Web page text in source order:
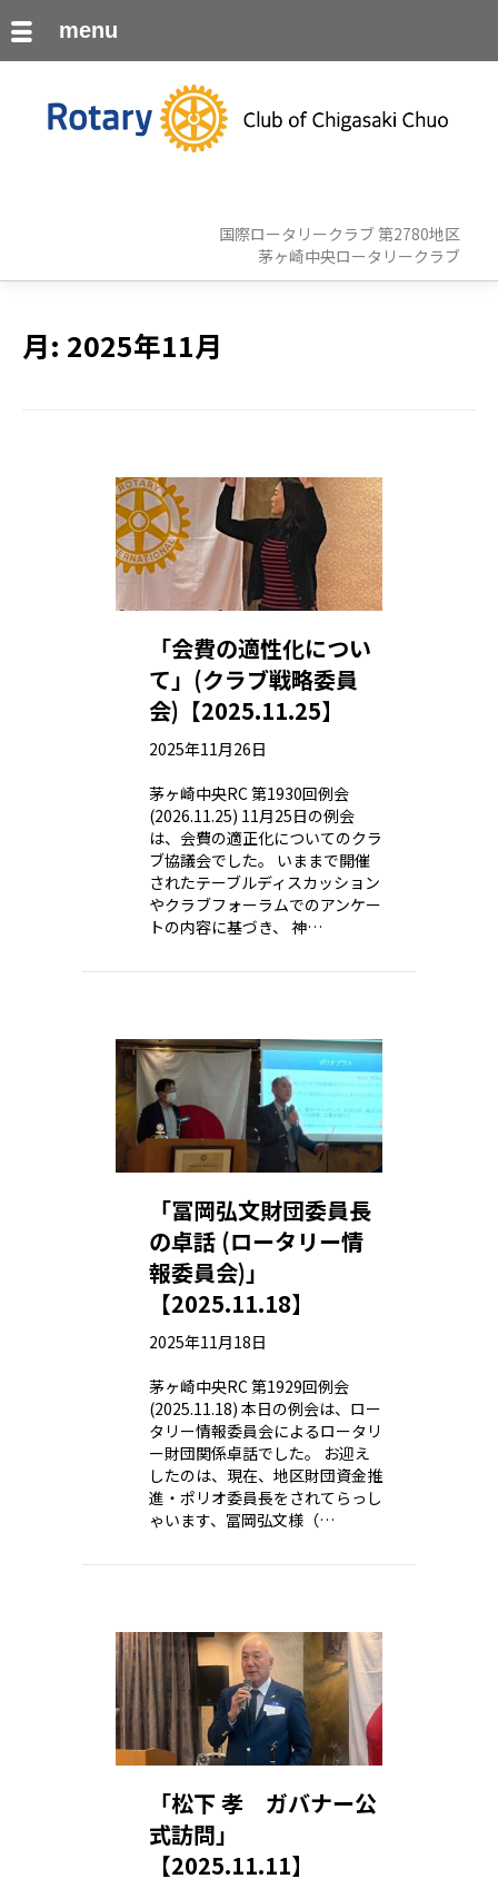
国際ロータリークラブ 第2780地区
茅ヶ崎中央ロータリークラブ
月: 2025年11月
「会費の適性化につい
て」(クラブ戦略委員
会)【2025.11.25】
2025年11月26日
茅ヶ崎中央RC 第1930回例会
(2026.11.25) 11月25日の例会
は、会費の適正化についてのクラ
ブ協議会でした。 いままで開催
されたテーブルディスカッション
やクラブフォーラムでのアンケー
トの内容に基づき、 神…
「冨岡弘文財団委員長
の卓話 (ロータリー情
報委員会)」
【2025.11.18】
2025年11月18日
茅ヶ崎中央RC 第1929回例会
(2025.11.18) 本日の例会は、ロー
タリー情報委員会によるロータリ
ー財団関係卓話でした。 お迎え
したのは、現在、地区財団資金推
進・ポリオ委員長をされてらっし
ゃいます、冨岡弘文様（…
「松下 孝 ガバナー公
式訪問」
【2025.11.11】
menu